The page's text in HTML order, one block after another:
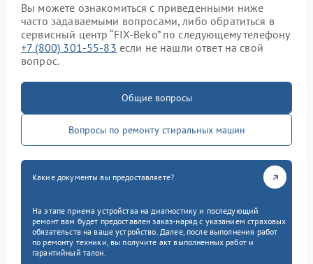
Вы можете ознакомиться с приведенными ниже
часто задаваемыми вопросами, либо обратиться в
сервисный центр “FIX-Beko” по следующему телефону
+7 (800) 301-55-83 если не нашли ответ на свой
вопрос.
Общие вопросы
Вопросы по ремонту стиральных машин
Какие документы вы предоставляете?
На этапе приема устройства на диагностику и последующий
ремонт вам будет предоставлен заказ-наряд с указанием страховых
обязательств на ваше устройство. Далее, после выполнения работ
по ремонту техники, вы получите акт выполненных работ и
гарантийный талон.